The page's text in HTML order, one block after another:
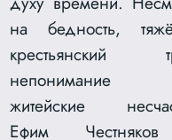
на бедность,
крестьянский
житейские
Ефим